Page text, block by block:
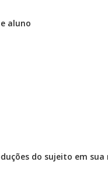
aluno
do sujeito em